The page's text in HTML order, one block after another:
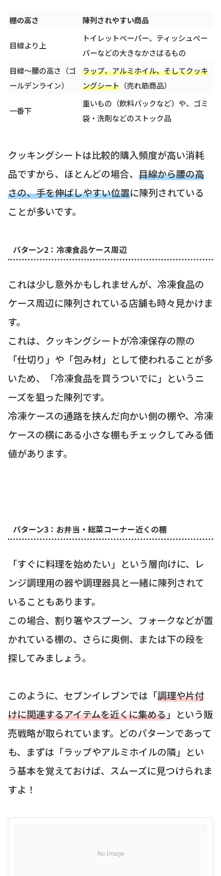
棚の高さ 陳列されやすい商品
目線より上
トイレットペーパー、ティッシュペー
パーなどの大きなかさばるもの
目線〜腰の高さ（ゴ
ールデンライン）
ラップ、アルミホイル、そしてクッキ
ングシート （売れ筋商品）
一番下
重いもの（飲料パックなど）や、ゴミ
袋・洗剤などのストック品
クッキングシートは比較的購入頻度が高い消耗
品ですから、ほとんどの場合、 目線から腰の高
さの、手を伸ばしやすい位置に陳列されている
ことが多いです。
パターン2：冷凍食品ケース周辺
これは少し意外かもしれませんが、冷凍食品の
ケース周辺に陳列されている店舗も時々見かけま
す。
これは、クッキングシートが冷凍保存の際の
「仕切り」や「包み材」として使われることが多
いため、「冷凍食品を買うついでに」というニ
ーズを狙った陳列です。
冷凍ケースの通路を挟んだ向かい側の棚や、冷凍
ケースの横にある小さな棚もチェックしてみる価
値があります。
パターン3：お弁当・総菜コーナー近くの棚
「すぐに料理を始めたい」という層向けに、レ
ンジ調理用の器や調理器具と一緒に陳列されて
いることもあります。
この場合、割り箸やスプーン、フォークなどが置
かれている棚の、さらに奥側、または下の段を
探してみましょう。
このように、セブンイレブンでは「調理や片付
けに関連するアイテムを近くに集める」という販
売戦略が取られています。どのパターンであって
も、まずは「ラップやアルミホイルの隣」とい
う基本を覚えておけば、スムーズに見つけられま
すよ！
No Image